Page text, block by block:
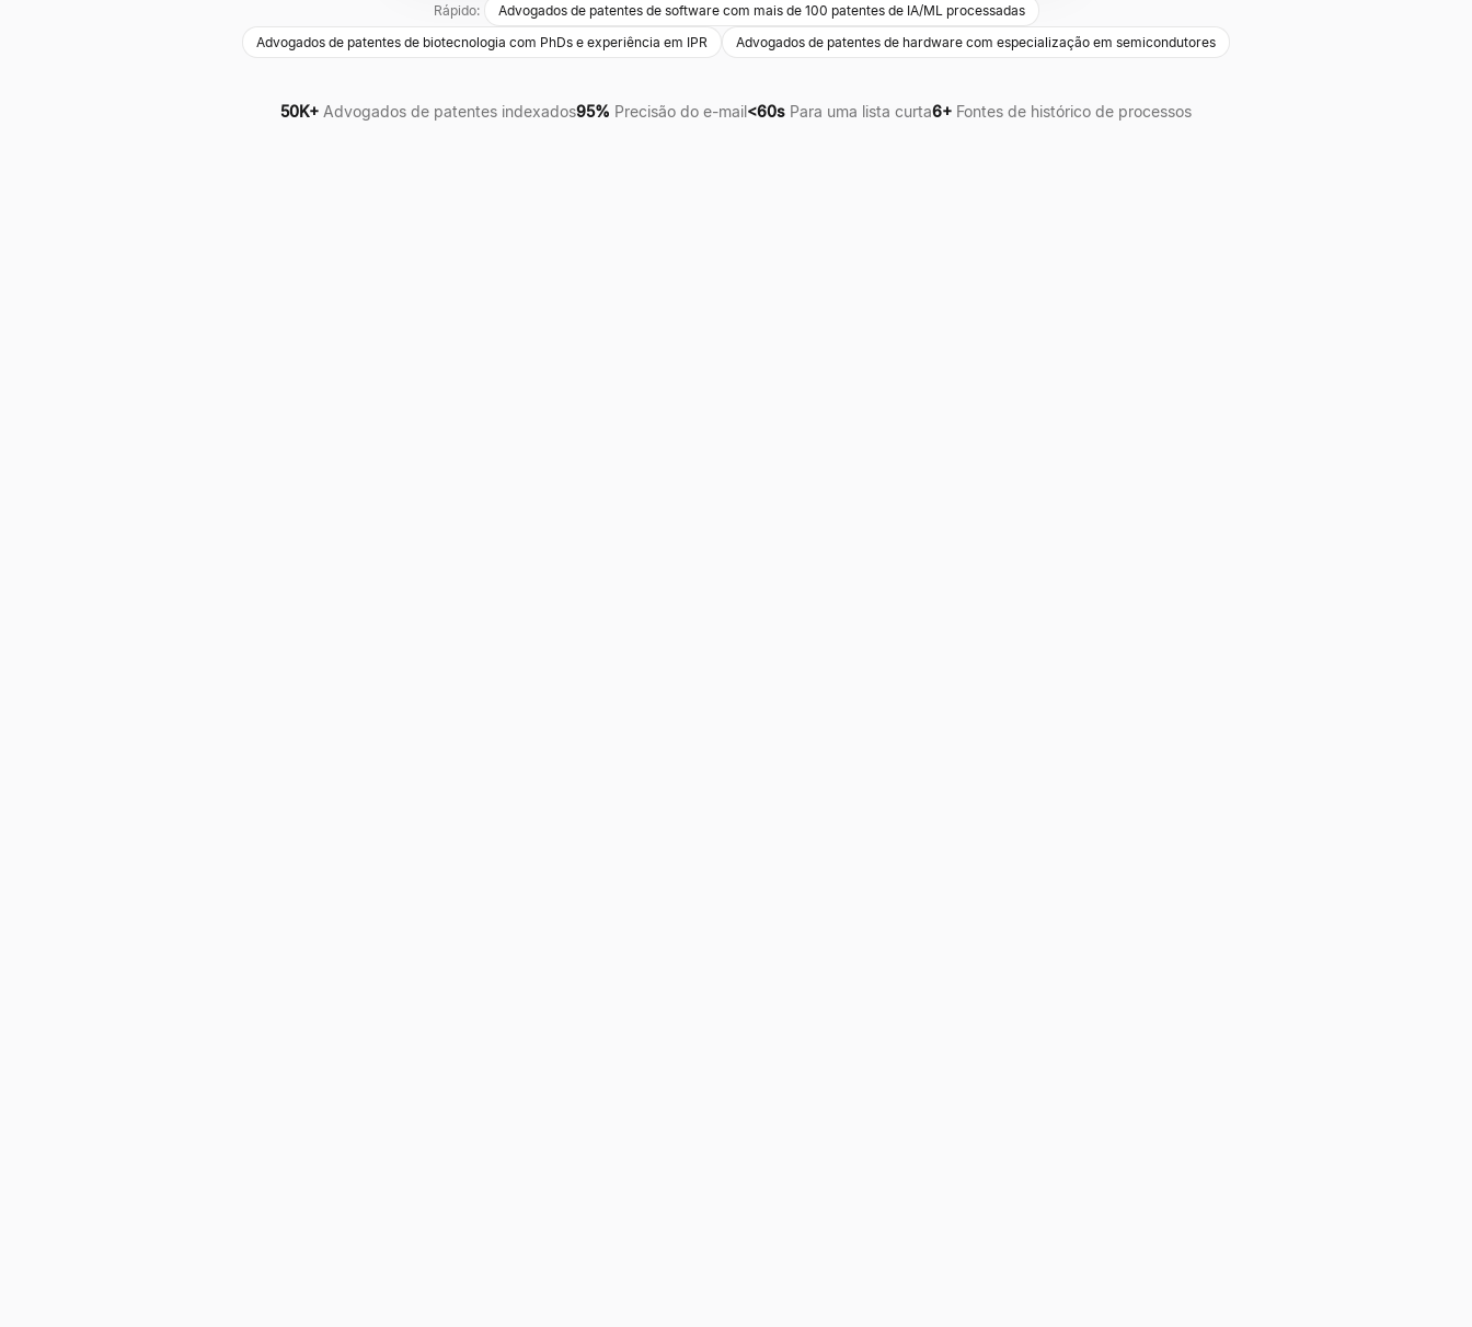
Rápido:
Advogados de patentes de software com mais de 100 patentes de IA/ML processadas
Advogados de patentes de biotecnologia com PhDs e experiência em IPR
Advogados de patentes de hardware com especialização em semicondutores
50K+ Advogados de patentes indexados95% Precisão do e-mail<60s Para uma lista curta6+ Fontes de histórico de processos